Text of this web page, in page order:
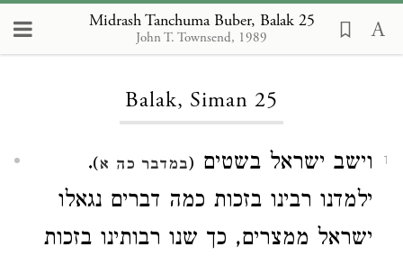
Midrash Tanchuma Buber, Balak 25
John T. Townsend, 1989
Loading...
Balak, Siman 25
1 וישב ישראל בשטים (במדבר כה א)
.
ילמדנו רבינו בזכות כמה דברים נגאלו
ישראל ממצרים, כך שנו רבותינו בזכות